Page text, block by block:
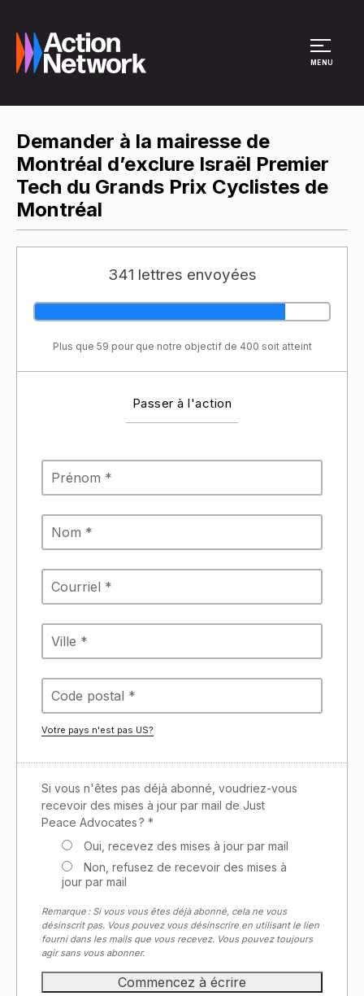
MENU
Demander à la mairesse de
Montréal d’exclure Israël Premier
Tech du Grands Prix Cyclistes de
Montréal
341 lettres envoyées
Plus que 59 pour que notre objectif de 400 soit atteint
Passer à l'action
Votre pays n'est pas US?
Si vous n'êtes pas déjà abonné, voudriez-vous
recevoir des mises à jour par mail de Just
Peace Advocates ? *
Oui, recevez des mises à jour par mail
Non, refusez de recevoir des mises à
jour par mail
Remarque : Si vous vous êtes déjà abonné, cela ne vous
désinscrit pas. Vous pouvez vous désinscrire en utilisant le lien
fourni dans les mails que vous recevez. Vous pouvez toujours
agir sans vous abonner.